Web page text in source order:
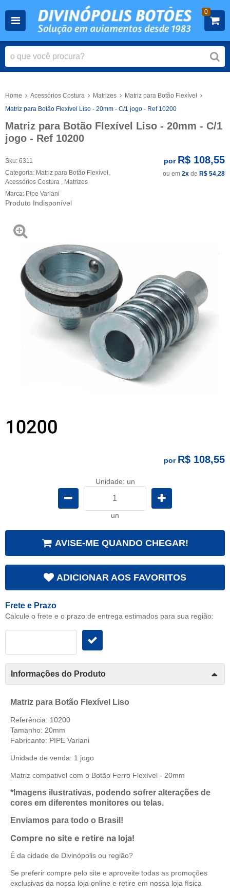
0
Home Acessórios Costura Matrizes
Matriz para Botão Flexível
Matriz para Botão Flexível Liso - 20mm - C/1 jogo - Ref 10200
Matriz para Botão Flexível Liso - 20mm - C/1
jogo - Ref 10200
Sku: 6311
Categoria: Matriz para Botão Flexível
Acessórios Costura
Matrizes
Marca: Pipe Variani
Produto Indisponível
por R$ 108,55
ou em 2x de R$ 54,28
por R$ 108,55
Unidade: un
un
AVISE-ME QUANDO CHEGAR!
ADICIONAR AOS FAVORITOS
Frete e Prazo
Calcule o frete e o prazo de entrega estimados para sua região:
Informações do Produto
Matriz para Botão Flexível Liso
Referência: 10200
Tamanho: 20mm
Fabricante: PIPE Variani
Unidade de venda: 1 jogo
Matriz compativel com o Botão Ferro Flexível - 20mm
*Imagens ilustrativas, podendo sofrer alterações de
cores em diferentes monitores ou telas.
Enviamos para todo o Brasil!
Compre no site e retire na loja!
É da cidade de Divinópolis ou região?
Se preferir compre pelo site e aproveite todas as promoções
exclusivas da nossa loja online e retire em nossa loja física